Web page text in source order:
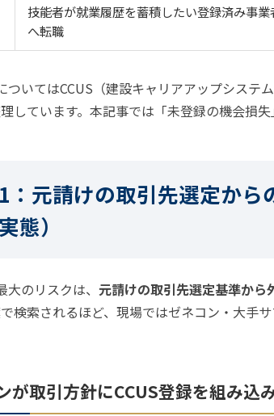
技能者が就業履歴を蓄積したい登録済み事業
へ転職
ついてはCCUS（建設キャリアアップシステ
しています。本記事では「未登録の機会損失
：元請けの取引先選定から
態）
大のリスクは、 元請けの取引先選定基準から
検索されるほど、現場ではゼネコン・大手
が取引方針にCCUS登録を組み込